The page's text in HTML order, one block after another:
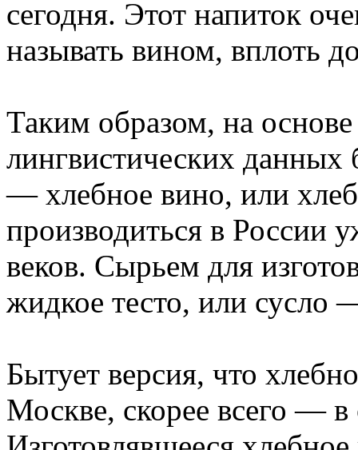
сегодня. Этот напиток
называть вином, вплоть
Таким образом, на
лингвистических
— хлебное вино, или
производиться в
веков. Сырьем для
жидкое тесто, или сусло
Бытует версия, что
Москве, скорее всего —